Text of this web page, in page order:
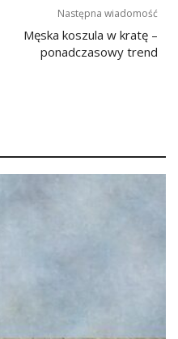
Następna wiadomość
Męska koszula w kratę –
ponadczasowy trend